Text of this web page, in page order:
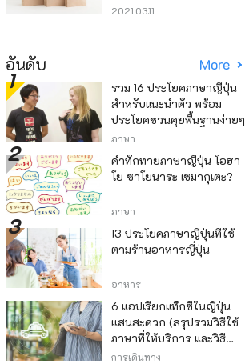
2021.03.11
อันดับ More
รวม 16 ประโยคภาษาญี่ปุ่น
สำหรับแนะนำตัว พร้อม
ประโยคชวนคุยพื้นฐานง่ายๆ
ภาษา
คำทักทายภาษาญี่ปุ่น โอฮา
โย ซาโยนาระ เซมากุเตะ?
ภาษา
13 ประโยคภาษาญี่ปุ่นที่ใช้
ตามร้านอาหารญี่ปุ่น
อาหาร
6 แอปเรียกแท็กซี่ในญี่ปุ่น
แสนสะดวก (สรุปรวมวิธีใช้
ภาษาที่ให้บริการ และวิธี
ชำระเงิน)
การเดินทาง